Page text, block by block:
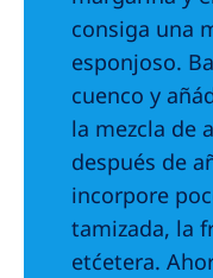
consiga una
esponjoso.
cuenco y
la mezcla de
después de
incorpore
tamizada, la
etćetera.